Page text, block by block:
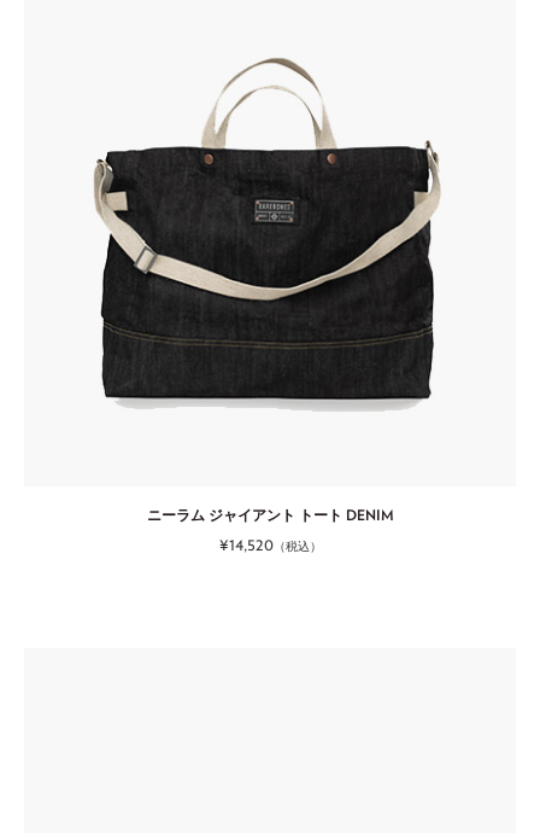
ニーラム ジャイアント トート DENIM
¥14,520（税込）